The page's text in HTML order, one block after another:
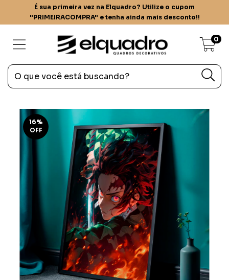
É sua primeira vez na Elquadro? Utilize o cupom
"PRIMEIRACOMPRA" e tenha ainda mais desconto!!
0
16%
OFF